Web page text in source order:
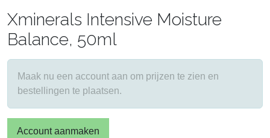
Xminerals Intensive Moisture
Balance, 50ml
Maak nu een account aan om prijzen te zien en
bestellingen te plaatsen.
Account aanmaken